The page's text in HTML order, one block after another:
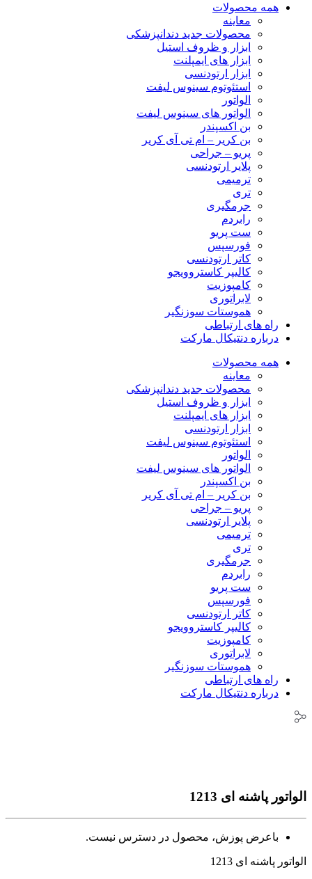
همه محصولات
معاینه
محصولات جدید دندانپزشکی
ابزار و ظروف استیل
ابزار های ایمپلنت
ابزار ارتودنسی
استئوتوم سینوس لیفت
الواتور
الواتور های سینوس لیفت
بن اکسپندر
بن کریر – ام تی آی کریر
پریو – جراحی
پلایر ارتودنسی
ترمیمی
تری
جرمگیری
رابردم
ست پریو
فورسپس
کاتر ارتودنسی
کالیپر کاستروویجو
کامپوزیت
لابراتوری
هموستات سوزنگیر
راه های ارتباطی
درباره دنتیکال مارکت
همه محصولات
معاینه
محصولات جدید دندانپزشکی
ابزار و ظروف استیل
ابزار های ایمپلنت
ابزار ارتودنسی
استئوتوم سینوس لیفت
الواتور
الواتور های سینوس لیفت
بن اکسپندر
بن کریر – ام تی آی کریر
پریو – جراحی
پلایر ارتودنسی
ترمیمی
تری
جرمگیری
رابردم
ست پریو
فورسپس
کاتر ارتودنسی
کالیپر کاستروویجو
کامپوزیت
لابراتوری
هموستات سوزنگیر
راه های ارتباطی
درباره دنتیکال مارکت
الواتور پاشنه ای 1213
باعرض پوزش، محصول در دسترس نیست.
الواتور پاشنه ای 1213